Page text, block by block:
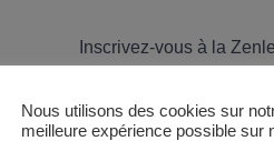
Inscrivez-vous à la
choisir son style de
Nous utilisons des cookies sur
meilleure expérience possible sur